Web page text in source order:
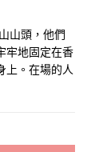
山頭，他們
牢地固定在香
上。在場的人